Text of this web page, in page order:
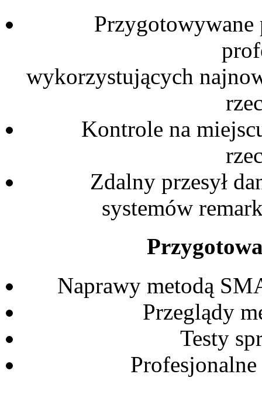
wykorzystujących
Kontrole na
Zdalny przesył
systemów
Naprawy metodą
Przeglądy
Testy